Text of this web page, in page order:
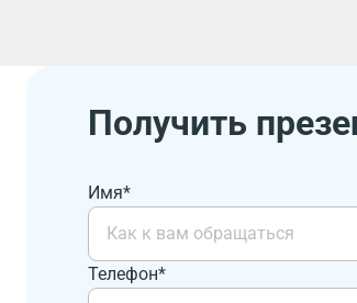
Получить
Имя*
Телефон*